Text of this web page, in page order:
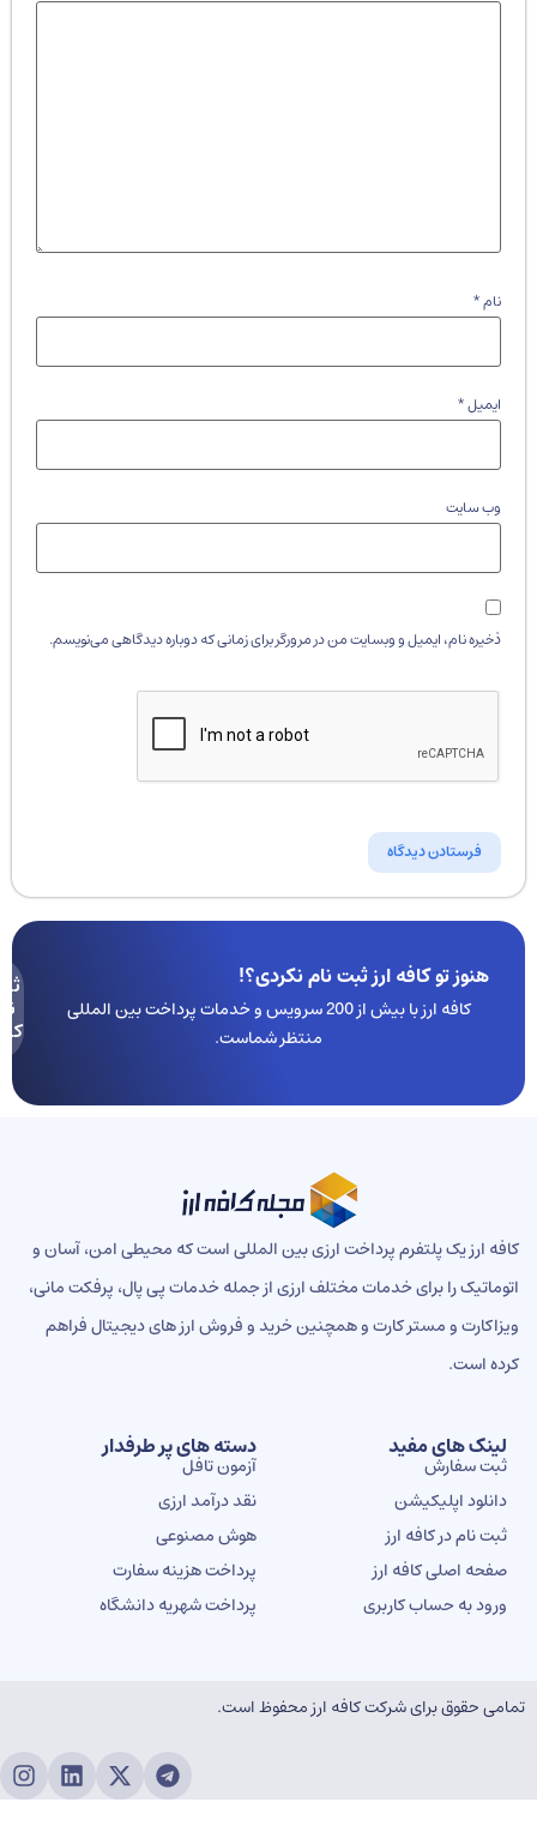
*
وب‌ سایت
ذخیره نام، ایمیل و وبسایت من در مرورگر برای زمانی که دوباره دیدگاهی می‌نویسم.
هنوز تو کافه ارز ثبت نام نکردی؟!
کافه ارز با بیش از 200 سرویس و خدمات پرداخت بین المللی
منتظر شماست.
ثبت
کنید
ارز یک پلتفرم پرداخت ارزی بین المللی است که محیطی امن، آسان و
را برای خدمات مختلف ارزی از جمله خدمات پی پال، پرفکت مانی،
و مستر کارت و همچنین خرید و فروش ارز های دیجیتال فراهم
است.
های مفید
سفارش
اپلیکیشن
نام در کافه ارز
اصلی کافه ارز
به حساب کاربری
دسته های پر طرفدار
آزمون تافل
نقد درآمد ارزی
هوش مصنوعی
پرداخت هزینه سفارت
پرداخت شهریه دانشگاه
حقوق برای شرکت کافه ارز محفوظ است.